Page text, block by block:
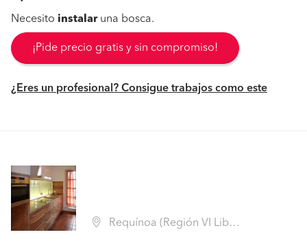
Necesito instalaruna bosca.
¡Pide precio gratis y sin compromiso!
¿Eres un profesional? Consigue trabajos como este
Requínoa (Región VI Libertador B. O'Higgins - Cachapoal)